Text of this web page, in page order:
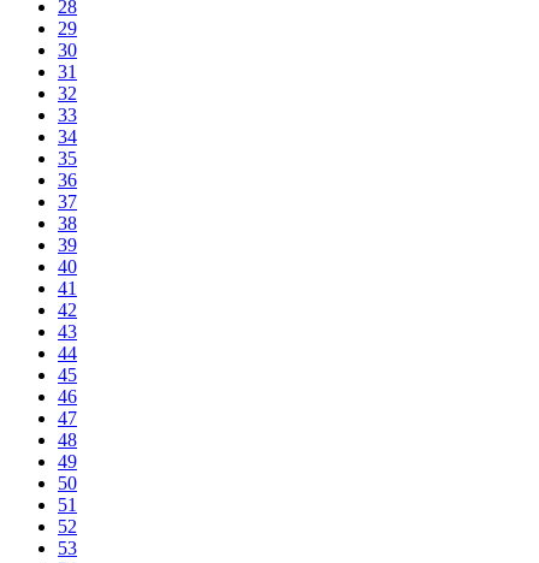
28
29
30
31
32
33
34
35
36
37
38
39
40
41
42
43
44
45
46
47
48
49
50
51
52
53